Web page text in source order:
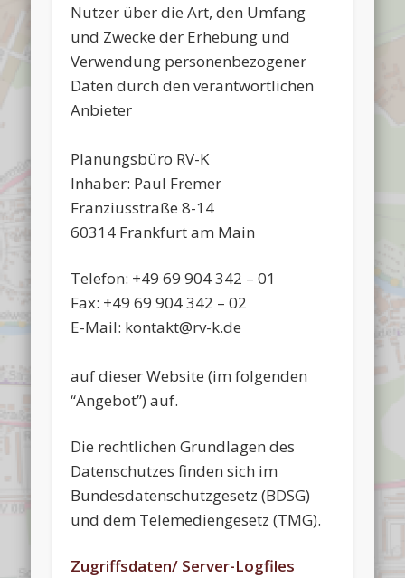
Nutzer über die Art, den Umfang
und Zwecke der Erhebung und
Verwendung personenbezogener
Daten durch den verantwortlichen
Anbieter
Planungsbüro RV-K
Inhaber: Paul Fremer
Franziusstraße 8-14
60314 Frankfurt am Main
Telefon: +49 69 904 342 – 01
Fax: +49 69 904 342 – 02
E-Mail: kontakt@rv-k.de
auf dieser Website (im folgenden
“Angebot”) auf.
Die rechtlichen Grundlagen des
Datenschutzes finden sich im
Bundesdatenschutzgesetz (BDSG)
und dem Telemediengesetz (TMG).
Zugriffsdaten/ Server-Logfiles